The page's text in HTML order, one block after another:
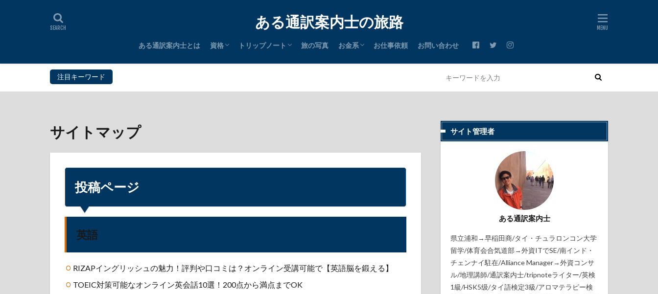
ある通訳案内士の旅路
ある通訳案内士とは 資格
通訳案内士
英検
HSK
タイ語検定
簿記
FP
証券外務員
統計検定
IPA
Microsoft
アロマテラピー
メディカルハーブ
トリップノート
日本
中国
東南アジア
南アジア
中東
北米
南米
その他
旅の写真 お金系
節税
クレジットカード
ポイントサイト
マイル
ステータスマッチ
お仕事依頼 お問い合わせ
注目キーワード
サイトマップ
投稿ページ
英語
RIZAPイングリッシュの魅力！評判や口コミは？オンライン受講可能で【英語脳を鍛える】
TOEIC対策可能なオンライン英会話10選！200点から満点までOK
サイト管理者
ある通訳案内士
県立浦和→早稲田商/タイ・チュラロンコン大学
留学/体育会合気道部→外資ITでSE/南インド・
チェンナイ駐在/Alliance Manager→外資コンサ
ル/地理講師/通訳案内士/tripnoteライター/英検
1級/HSK5级/タイ語検定3級/アロマテラピー検